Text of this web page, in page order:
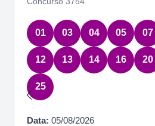
01 03 04 05 07
12 13 14 16 20
25
Data: 05/08/2026